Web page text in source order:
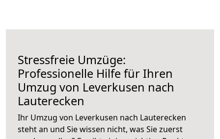
Stressfreie Umzüge:
Professionelle Hilfe für Ihren
Umzug von Leverkusen nach
Lauterecken
Ihr Umzug von Leverkusen nach Lauterecken
steht an und Sie wissen nicht, was Sie zuerst